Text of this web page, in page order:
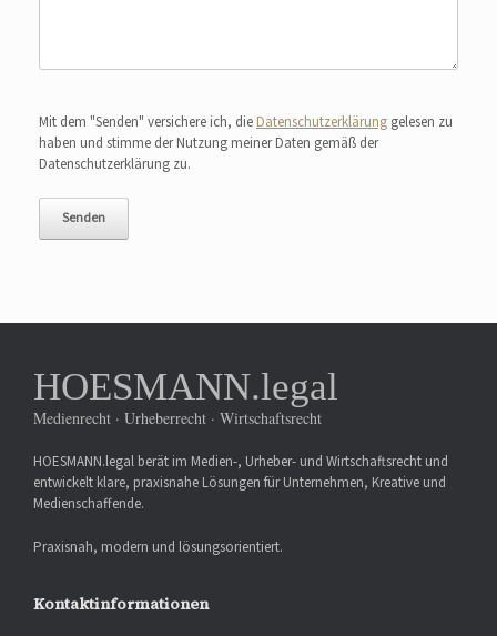
Mit dem "Senden" versichere ich, die Datenschutzerklärung gelesen zu
haben und stimme der Nutzung meiner Daten gemäß der
Datenschutzerklärung zu.
HOESMANN.legal
Medienrecht · Urheberrecht · Wirtschaftsrecht
HOESMANN.legal berät im Medien-, Urheber- und Wirtschaftsrecht und
entwickelt klare, praxisnahe Lösungen für Unternehmen, Kreative und
Medienschaffende.
Praxisnah, modern und lösungsorientiert.
Kontaktinformationen